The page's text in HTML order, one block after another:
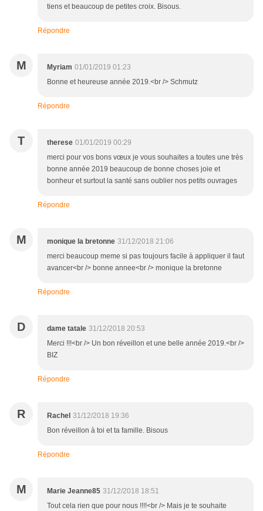
tiens et beaucoup de petites croix. Bisous.
Répondre
M Myriam 01/01/2019 01:23
Bonne et heureuse année 2019.<br /> Schmutz
Répondre
T therese 01/01/2019 00:29
merci pour vos bons vœux je vous souhaites a toutes une très
bonne année 2019 beaucoup de bonne choses joie et
bonheur et surtout la santé sans oublier nos petits ouvrages
Répondre
M monique la bretonne 31/12/2018 21:06
merci beaucoup meme si pas toujours facile à appliquer il faut
avancer<br /> bonne annee<br /> monique la bretonne
Répondre
D dame tatale 31/12/2018 20:53
Merci !!!<br /> Un bon réveillon et une belle année 2019.<br />
BIZ
Répondre
R Rachel 31/12/2018 19:36
Bon réveillon à toi et ta famille. Bisous
Répondre
M Marie Jeanne85 31/12/2018 18:51
Tout cela rien que pour nous !!!!<br /> Mais je te souhaite